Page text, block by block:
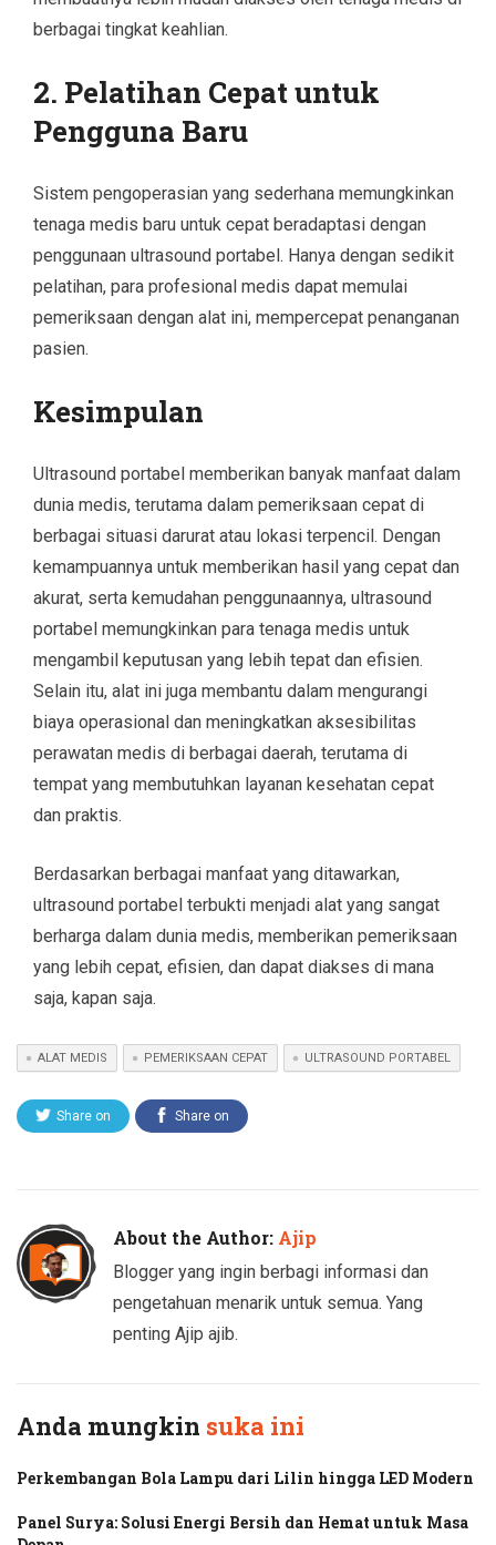
berbagai tingkat keahlian.
2. Pelatihan Cepat untuk
Pengguna Baru
Sistem pengoperasian yang sederhana memungkinkan
tenaga medis baru untuk cepat beradaptasi dengan
penggunaan ultrasound portabel. Hanya dengan sedikit
pelatihan, para profesional medis dapat memulai
pemeriksaan dengan alat ini, mempercepat penanganan
pasien.
Kesimpulan
Ultrasound portabel memberikan banyak manfaat dalam
dunia medis, terutama dalam pemeriksaan cepat di
berbagai situasi darurat atau lokasi terpencil. Dengan
kemampuannya untuk memberikan hasil yang cepat dan
akurat, serta kemudahan penggunaannya, ultrasound
portabel memungkinkan para tenaga medis untuk
mengambil keputusan yang lebih tepat dan efisien.
Selain itu, alat ini juga membantu dalam mengurangi
biaya operasional dan meningkatkan aksesibilitas
perawatan medis di berbagai daerah, terutama di
tempat yang membutuhkan layanan kesehatan cepat
dan praktis.
Berdasarkan berbagai manfaat yang ditawarkan,
ultrasound portabel terbukti menjadi alat yang sangat
berharga dalam dunia medis, memberikan pemeriksaan
yang lebih cepat, efisien, dan dapat diakses di mana
saja, kapan saja.
ALAT MEDIS PEMERIKSAAN CEPAT ULTRASOUND PORTABEL
Share on Share on
About the Author: Ajip
Blogger yang ingin berbagi informasi dan
pengetahuan menarik untuk semua. Yang
penting Ajip ajib.
Anda mungkin suka ini
Perkembangan Bola Lampu dari Lilin hingga LED Modern
Panel Surya: Solusi Energi Bersih dan Hemat untuk Masa